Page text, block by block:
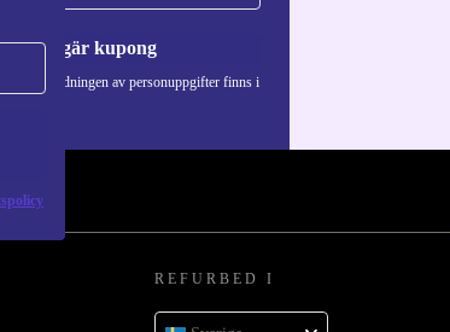
Begär kupong
om användningen av personuppgifter finns i
REFURBED I